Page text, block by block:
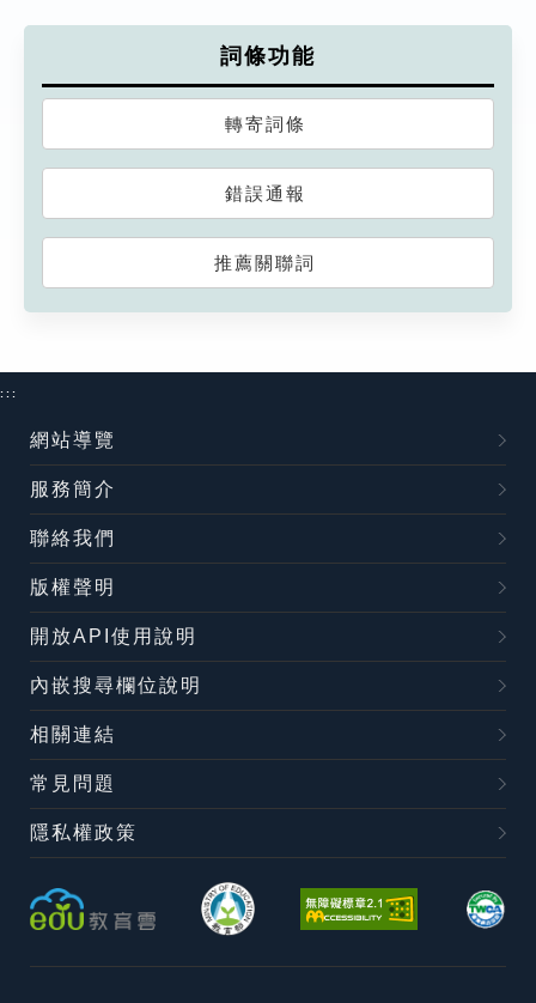
詞條功能
轉寄詞條
錯誤通報
推薦關聯詞
:::
網站導覽
服務簡介
聯絡我們
版權聲明
開放API使用說明
內嵌搜尋欄位說明
相關連結
常見問題
隱私權政策